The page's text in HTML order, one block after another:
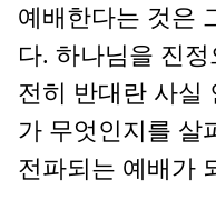
예배한다는 것은
다. 하나님을 진
전히 반대란 사실
가 무엇인지를 살
전파되는 예배가